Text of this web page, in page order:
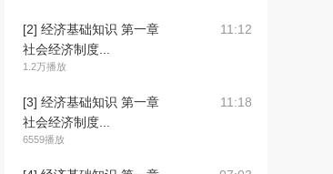
[2] 经济基础知识 第一章
社会经济制度...
1.2万播放
11:12
[3] 经济基础知识 第一章
社会经济制度...
6559播放
11:18